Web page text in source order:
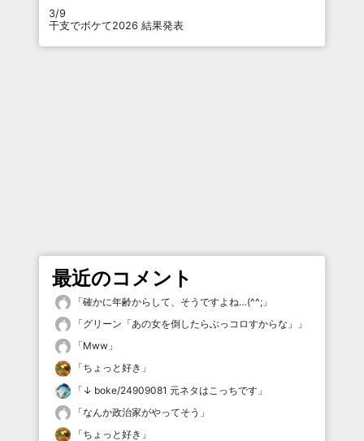
3/9
干支でボケて2026 結果発表
最近のコメント
「確かに年齢からして、そうですよね…(^^; 」
「グリーン「あの女を倒したらぶっコロすからな」
」
「Mww 」
「ちょっと好き 」
「 ↓ boke/24909081 元ネタはこっちです 」
「なんか政治家がやってそう 」
「ちょっと好き 」